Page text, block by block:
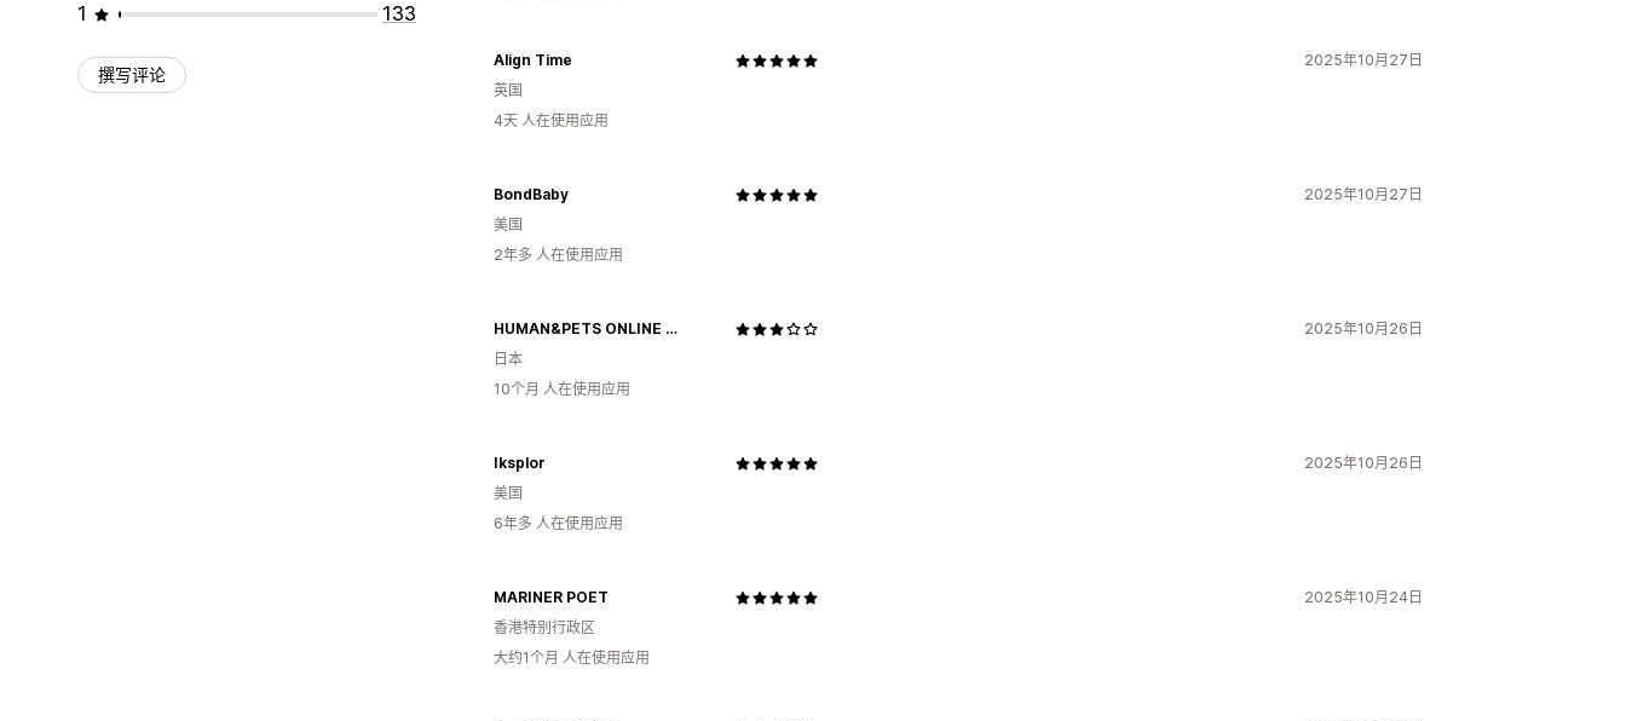
1
133
撰写评论
2025年10月27日
Align Time
英国
4天 人在使用应用
2025年10月27日
BondBaby
美国
2年多 人在使用应用
2025年10月26日
HUMAN&PETS ONLINE SHOP
日本
10个月 人在使用应用
2025年10月26日
Iksplor
美国
6年多 人在使用应用
2025年10月24日
MARINER POET
香港特别行政区
大约1个月 人在使用应用